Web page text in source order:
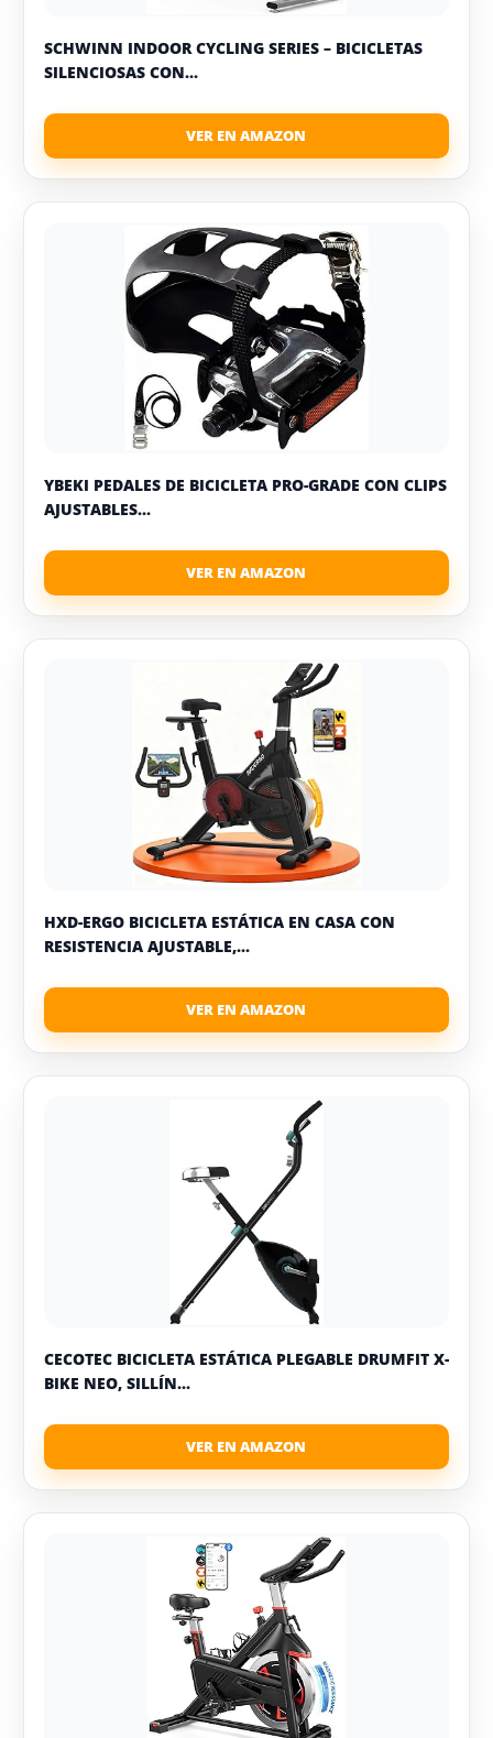
SCHWINN INDOOR CYCLING SERIES – BICICLETAS
SILENCIOSAS CON...
YBEKI PEDALES DE BICICLETA PRO-GRADE CON CLIPS
AJUSTABLES...
HXD-ERGO BICICLETA ESTÁTICA EN CASA CON
RESISTENCIA AJUSTABLE,...
CECOTEC BICICLETA ESTÁTICA PLEGABLE DRUMFIT X-
BIKE NEO, SILLÍN...